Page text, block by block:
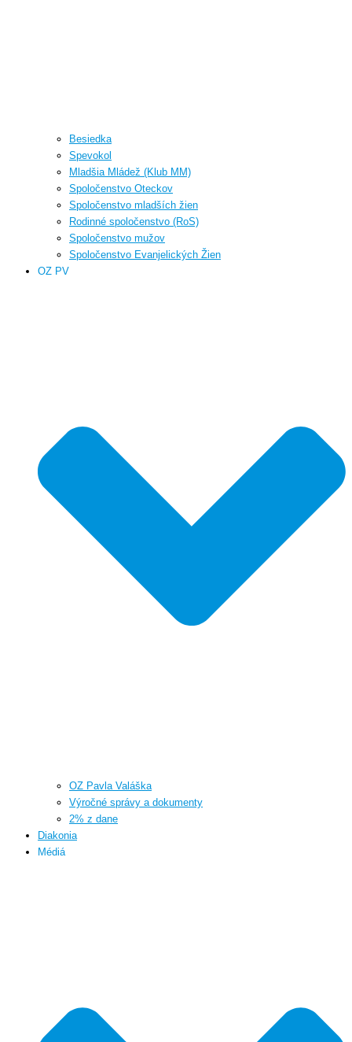
Besiedka
Spevokol
Mladšia Mládež (Klub MM)
Spoločenstvo Oteckov
Spoločenstvo mladších žien
Rodinné spoločenstvo (RoS)
Spoločenstvo mužov
Spoločenstvo Evanjelických Žien
OZ PV
OZ Pavla Valáška
Výročné správy a dokumenty
2% z dane
Diakonia
Médiá